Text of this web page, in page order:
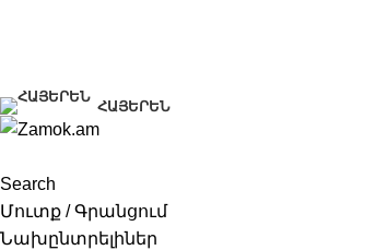
ՀԱՅԵՐԵՆ
Search
Մուտք / Գրանցում
Նախընտրելիներ